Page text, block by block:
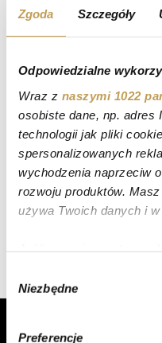
Zgoda Szczegóły
Odpowiedzialne
Wraz z naszymi 1022
osobiste dane, np. adres
technologii jak pliki
spersonalizowanych
wychodzenia naprzeciw
rozwoju produktów.
używa Twoich danych i
geograficznej z
analizując
zgody
Niezbędne
Preferencje
Kategorie: Torty